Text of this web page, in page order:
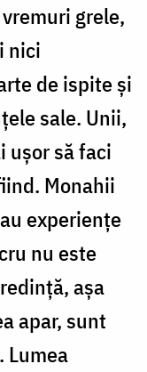
grele,
nici
de ispite şi
sale. Unii,
uşor să faci
Monahii
experienţe
nu este
aşa
apar, sunt
Lumea